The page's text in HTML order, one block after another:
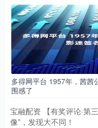
多得网平台 1957年，茜茜
围感了
宝融配资 【有奖评论·第
像”，发现大不同！